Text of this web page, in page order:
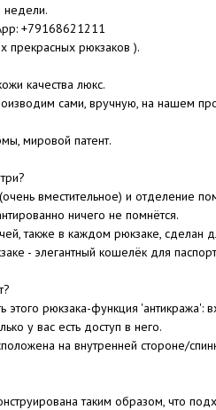
недели.
+79168621211
прекрасных рюкзаков ).
качества люкс.
сами, вручную, на нашем
мировой патент.
вместительное) и отделение
ничего не помнётся.
также в каждом рюкзаке, сделан
- элегантный кошелёк для
этого рюкзака-функция 'антикража':
у вас есть доступ в него.
на внутренней стороне/
таким образом, что